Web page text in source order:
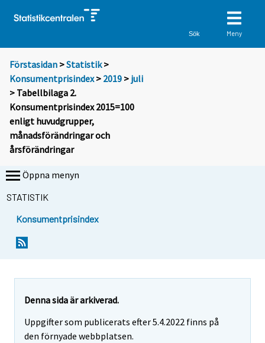
Sök Meny
Förstasidan >Statistik >
Konsumentprisindex> 2019 > juli
> Tabellbilaga 2.
Konsumentprisindex 2015=100
enligt huvudgrupper,
månadsförändringar och
årsförändringar
Öppna menyn
STATISTIK
Konsumentprisindex
Denna sida är arkiverad.
Uppgifter som publicerats efter 5.4.2022 finns på
den förnyade webbplatsen.